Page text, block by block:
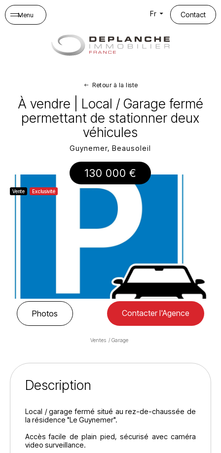
Menu Fr Contact
Retour à la liste
À vendre | Local / Garage fermé
permettant de stationner deux
véhicules
Guynemer, Beausoleil
130 000 €
Vente Exclusivité
Photos Contacter l'Agence
Ventes Garage
Description
Local / garage fermé situé au rez-de-chaussée de
la résidence "Le Guynemer".
Accès facile de plain pied, sécurisé avec caméra
video surveillance.